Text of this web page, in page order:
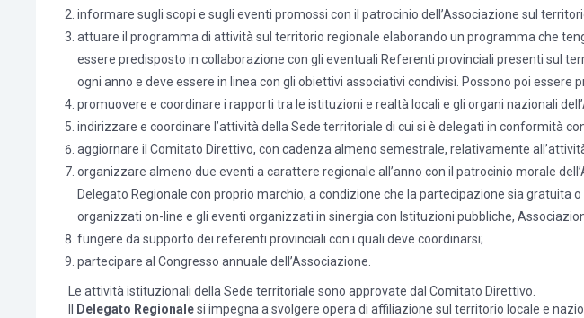
informare sugli scopi e sugli eventi promossi con il patrocinio dell’Associazione sul
attuare il programma di attività sul territorio regionale elaborando un programma che
essere predisposto in collaborazione con gli eventuali Referenti provinciali presenti sul
ogni anno e deve essere in linea con gli obiettivi associativi condivisi. Possono poi
promuovere e coordinare i rapporti tra le istituzioni e realtà locali e gli organi nazionali
indirizzare e coordinare l’attività della Sede territoriale di cui si è delegati in conformità
aggiornare il Comitato Direttivo, con cadenza almeno semestrale, relativamente
organizzare almeno due eventi a carattere regionale all’anno con il patrocinio morale
Delegato Regionale con proprio marchio, a condizione che la partecipazione sia gratuita
organizzati on-line e gli eventi organizzati in sinergia con Istituzioni pubbliche,
fungere da supporto dei referenti provinciali con i quali deve coordinarsi;
partecipare al Congresso annuale dell’Associazione.
Le attività istituzionali della Sede territoriale sono approvate dal Comitato Direttivo.
Delegato Regionalesi impegna a svolgere opera di affiliazione sul territorio locale e